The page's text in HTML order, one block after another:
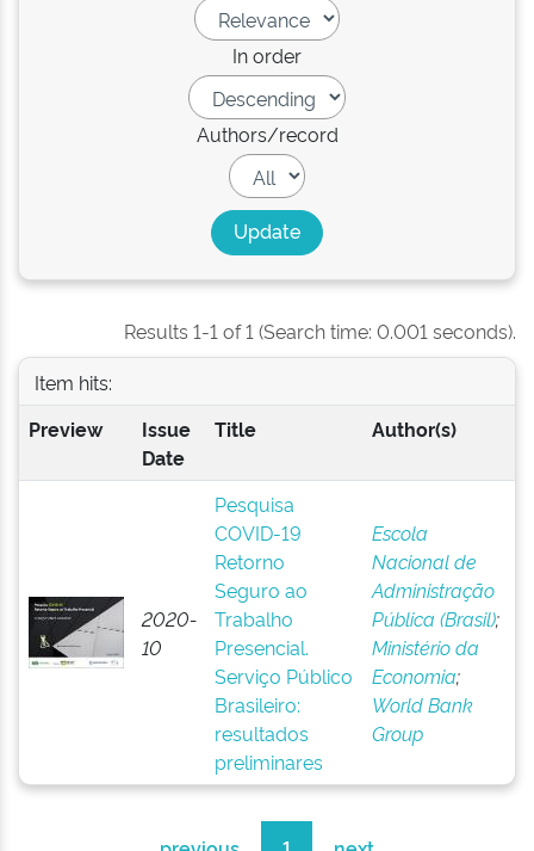
In order
Authors/record
Results 1-1 of 1 (Search time: 0.001 seconds).
Item hits:
Preview
Issue
Date
Title Author(s)
2020-
10
Pesquisa
COVID-19
Retorno
Seguro ao
Trabalho
Presencial.
Serviço Público
Brasileiro:
resultados
preliminares
Escola
Nacional de
Administração
Pública (Brasil);
Ministério da
Economia;
World Bank
Group